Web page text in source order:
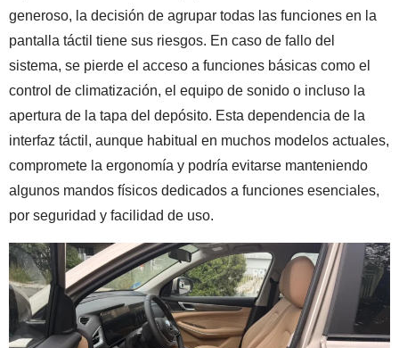
generoso, la decisión de agrupar todas las funciones en la
pantalla táctil tiene sus riesgos. En caso de fallo del
sistema, se pierde el acceso a funciones básicas como el
control de climatización, el equipo de sonido o incluso la
apertura de la tapa del depósito. Esta dependencia de la
interfaz táctil, aunque habitual en muchos modelos actuales,
compromete la ergonomía y podría evitarse manteniendo
algunos mandos físicos dedicados a funciones esenciales,
por seguridad y facilidad de uso.